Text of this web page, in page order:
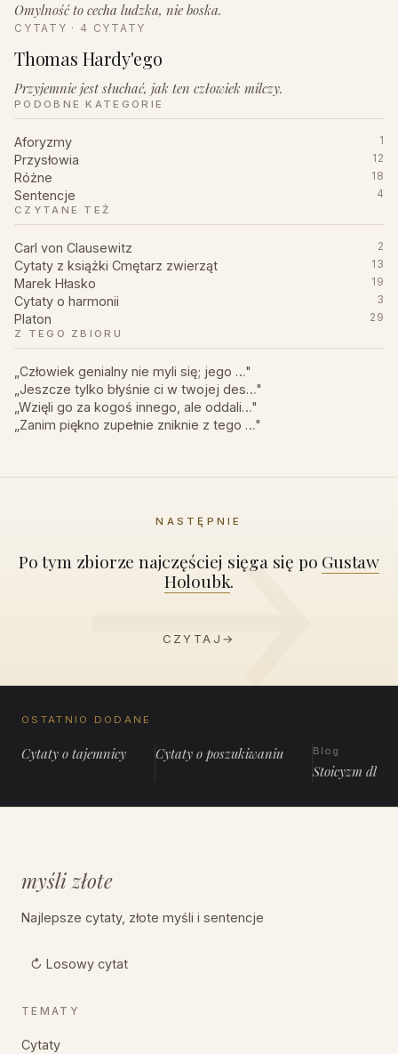
Omylność to cecha ludzka, nie boska.
CYTATY · 4 CYTATY
Thomas Hardy'ego
Przyjemnie jest słuchać, jak ten człowiek milczy.
PODOBNE KATEGORIE
Aforyzmy 1
Przysłowia 12
Różne 18
Sentencje
4
CZYTANE TEŻ
Carl von Clausewitz 2
Cytaty z książki Cmętarz zwierząt 13
Marek Hłasko 19
Cytaty o harmonii 3
Platon
29
Z TEGO ZBIORU
„Człowiek genialny nie myli się; jego …"
„Jeszcze tylko błyśnie ci w twojej des…"
„Wzięli go za kogoś innego, ale oddali…"
„Zanim piękno zupełnie zniknie z tego …"
NASTĘPNIE
Po tym zbiorze najczęściej sięga się po Gustaw
Holoubk.
CZYTAJ →
OSTATNIO DODANE
Cytaty o tajemnicy Cytaty o poszukiwaniu Blog
Stoicyzm dla
myśli złote
Najlepsze cytaty, złote myśli i sentencje
↻ Losowy cytat
TEMATY
Cytaty